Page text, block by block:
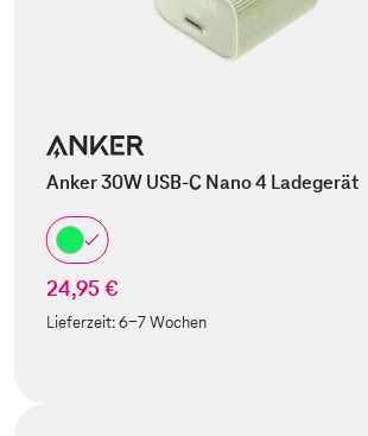
Anker 30W USB-C Nano 4 Ladegerät
24,95 €
Lieferzeit:6-7 Wochen